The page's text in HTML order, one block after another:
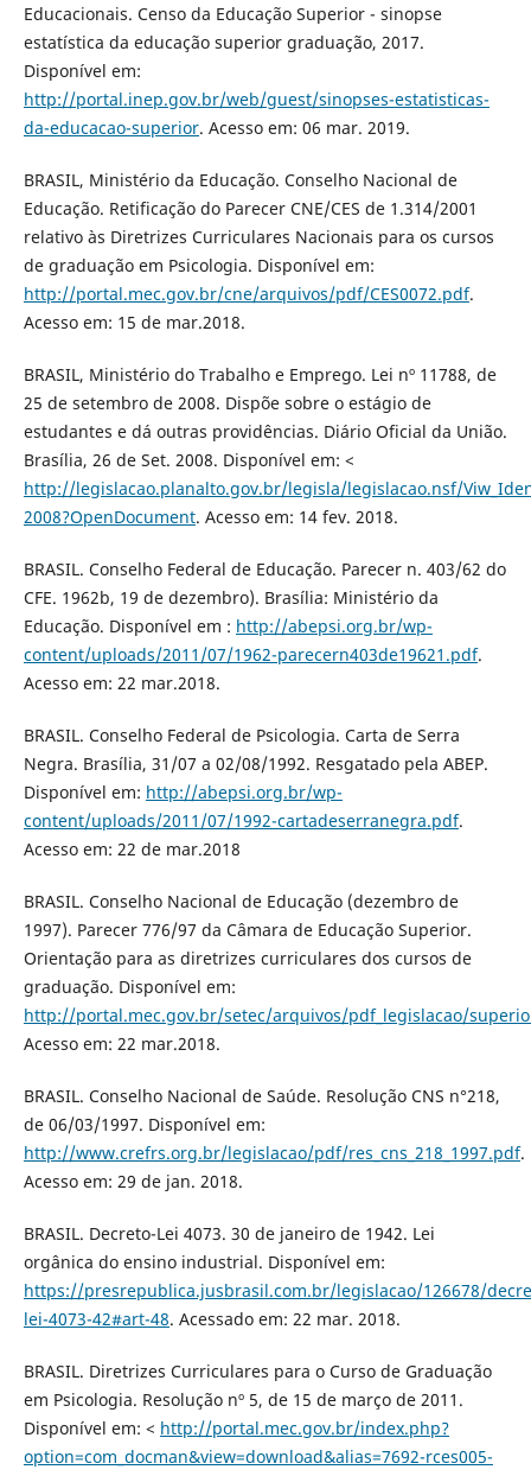
Educacionais. Censo da Educação Superior - sinopse
estatística da educação superior graduação, 2017.
Disponível em:
http://portal.inep.gov.br/web/guest/sinopses-estatisticas-
da-educacao-superior. Acesso em: 06 mar. 2019.
BRASIL, Ministério da Educação. Conselho Nacional de
Educação. Retificação do Parecer CNE/CES de 1.314/2001
relativo às Diretrizes Curriculares Nacionais para os cursos
de graduação em Psicologia. Disponível em:
http://portal.mec.gov.br/cne/arquivos/pdf/CES0072.pdf.
Acesso em: 15 de mar.2018.
BRASIL, Ministério do Trabalho e Emprego. Lei nº 11788, de
25 de setembro de 2008. Dispõe sobre o estágio de
estudantes e dá outras providências. Diário Oficial da União.
Brasília, 26 de Set. 2008. Disponível em: <
http://legislacao.planalto.gov.br/legisla/legislacao.nsf/
2008?OpenDocument. Acesso em: 14 fev. 2018.
BRASIL. Conselho Federal de Educação. Parecer n. 403/62 do
CFE. 1962b, 19 de dezembro). Brasília: Ministério da
Educação. Disponível em : http://abepsi.org.br/wp-
content/uploads/2011/07/1962-parecern403de19621.pdf.
Acesso em: 22 mar.2018.
BRASIL. Conselho Federal de Psicologia. Carta de Serra
Negra. Brasília, 31/07 a 02/08/1992. Resgatado pela ABEP.
Disponível em: http://abepsi.org.br/wp-
content/uploads/2011/07/1992-cartadeserranegra.pdf.
Acesso em: 22 de mar.2018
BRASIL. Conselho Nacional de Educação (dezembro de
1997). Parecer 776/97 da Câmara de Educação Superior.
Orientação para as diretrizes curriculares dos cursos de
graduação. Disponível em:
http://portal.mec.gov.br/setec/arquivos/pdf_legislacao/
Acesso em: 22 mar.2018.
BRASIL. Conselho Nacional de Saúde. Resolução CNS n°218,
de 06/03/1997. Disponível em:
http://www.crefrs.org.br/legislacao/pdf/res_cns_218_1997.pdf.
Acesso em: 29 de jan. 2018.
BRASIL. Decreto-Lei 4073. 30 de janeiro de 1942. Lei
orgânica do ensino industrial. Disponível em:
https://presrepublica.jusbrasil.com.br/legislacao/126678/
lei-4073-42#art-48. Acessado em: 22 mar. 2018.
BRASIL. Diretrizes Curriculares para o Curso de Graduação
em Psicologia. Resolução nº 5, de 15 de março de 2011.
Disponível em: < http://portal.mec.gov.br/index.php?
option=com_docman&view=download&alias=7692-rces005-